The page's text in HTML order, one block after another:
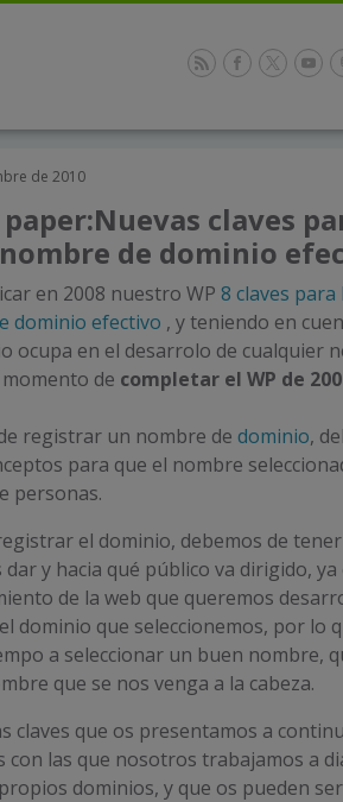
de 2010
claves
de dominio
en 2008 nuestro WP 8 claves para
dominio efectivo , y teniendo en
ocupa en el desarrolo de cualquier
de completar el WP de
registrar un nombre de dominio,
para que el nombre
personas.
el dominio, debemos de
dar y hacia qué público va dirigido,
de la web que queremos
dominio que seleccionemos, por lo
a seleccionar un buen nombre,
que se nos venga a la cabeza.
claves que os presentamos a
con las que nosotros trabajamos a
dominios, y que os pueden